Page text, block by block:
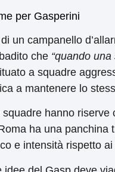
per Gasperini
un campanello
che “quando
a squadre
a mantenere lo
hanno
ha una
e intensità rispetto ai